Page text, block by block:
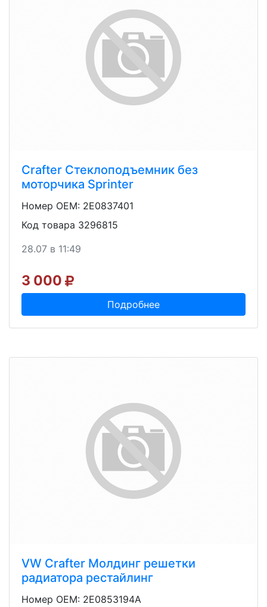
Crafter Стеклоподъемник без
моторчика Sprinter
Номер OEM: 2E0837401
Код товара 3296815
28.07 в 11:49
3 000
Подробнее
VW Crafter Молдинг решетки
радиатора рестайлинг
Номер OEM: 2E0853194A